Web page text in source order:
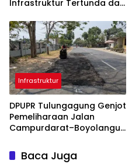
Infrastruktur Tertunda dan
Infrastruktur
DPUPR Tulungagung Genjot
Pemeliharaan Jalan
Campurdarat–Boyolangu,
Diperbaiki
Baca Juga